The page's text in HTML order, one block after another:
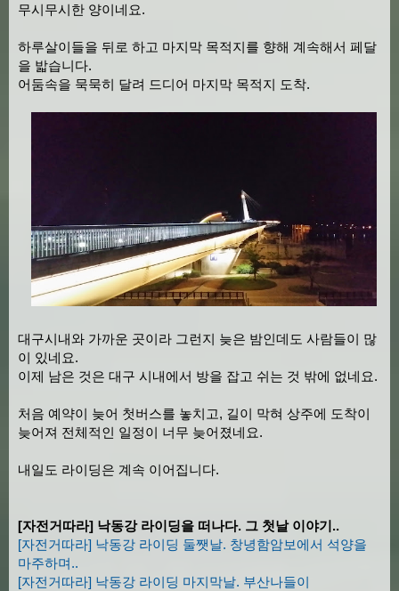
무시무시한 양이네요.
하루살이들을 뒤로 하고 마지막 목적지를 향해 계속해서 페달
을 밟습니다.
어둠속을 묵묵히 달려 드디어 마지막 목적지 도착.
대구시내와 가까운 곳이라 그런지 늦은 밤인데도 사람들이 많
이 있네요.
이제 남은 것은 대구 시내에서 방을 잡고 쉬는 것 밖에 없네요.
처음 예약이 늦어 첫버스를 놓치고, 길이 막혀 상주에 도착이
늦어져 전체적인 일정이 너무 늦어졌네요.
내일도 라이딩은 계속 이어집니다.
[자전거따라] 낙동강 라이딩을 떠나다. 그 첫날 이야기..
[자전거따라] 낙동강 라이딩 둘쨋날. 창녕함암보에서 석양을
마주하며..
[자전거따라] 낙동강 라이딩 마지막날. 부산나들이